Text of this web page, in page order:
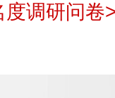
调研问卷